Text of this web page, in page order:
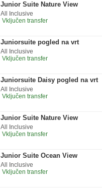
Junior Suite Nature View
All Inclusive
Vključen transfer
Juniorsuite pogled na vrt
All Inclusive
Vključen transfer
Juniorsuite Daisy pogled na vrt
All Inclusive
Vključen transfer
Junior Suite Nature View
All Inclusive
Vključen transfer
Junior Suite Ocean View
All Inclusive
Vključen transfer